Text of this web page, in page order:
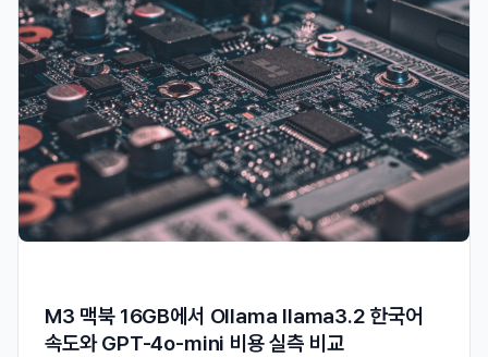
M3 맥북 16GB에서 Ollama llama3.2 한국어
속도와 GPT-4o-mini 비용 실측 비교